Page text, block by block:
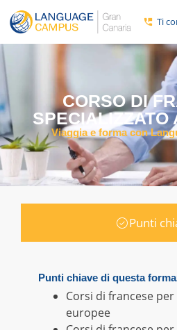
Ti
CORSO DI
SPECIALIZZATO
Viaggia e forma con
Punti
Punti chiave di questa
Corsi di francese
europee